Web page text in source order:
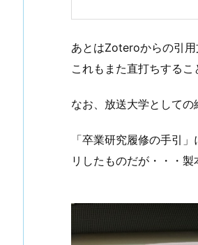
あとはZoteroからの引用
これもまた直打ちするこ
なお、放送大学としての
「卒業研究履修の手引
リしたものだが・・・